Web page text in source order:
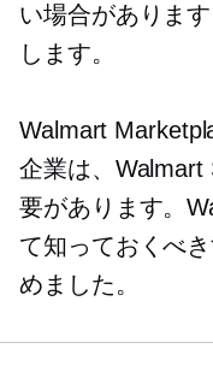
い場合がありま
します。
Walmart
企業は、Walmart
要があります。
て知っておくべ
めました。